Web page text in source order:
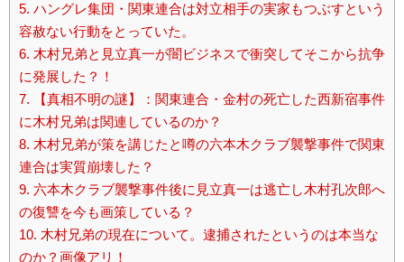
5. ハングレ集団・関東連合は対立相手の実家もつぶすという
容赦ない行動をとっていた。
6. 木村兄弟と見立真一が闇ビジネスで衝突してそこから抗争
に発展した？！
7. 【真相不明の謎】：関東連合・金村の死亡した西新宿事件
に木村兄弟は関連しているのか？
8. 木村兄弟が策を講じたと噂の六本木クラブ襲撃事件で関東
連合は実質崩壊した？
9. 六本木クラブ襲撃事件後に見立真一は逃亡し木村孔次郎へ
の復讐を今も画策している？
10. 木村兄弟の現在について。逮捕されたというのは本当な
のか？画像アリ！